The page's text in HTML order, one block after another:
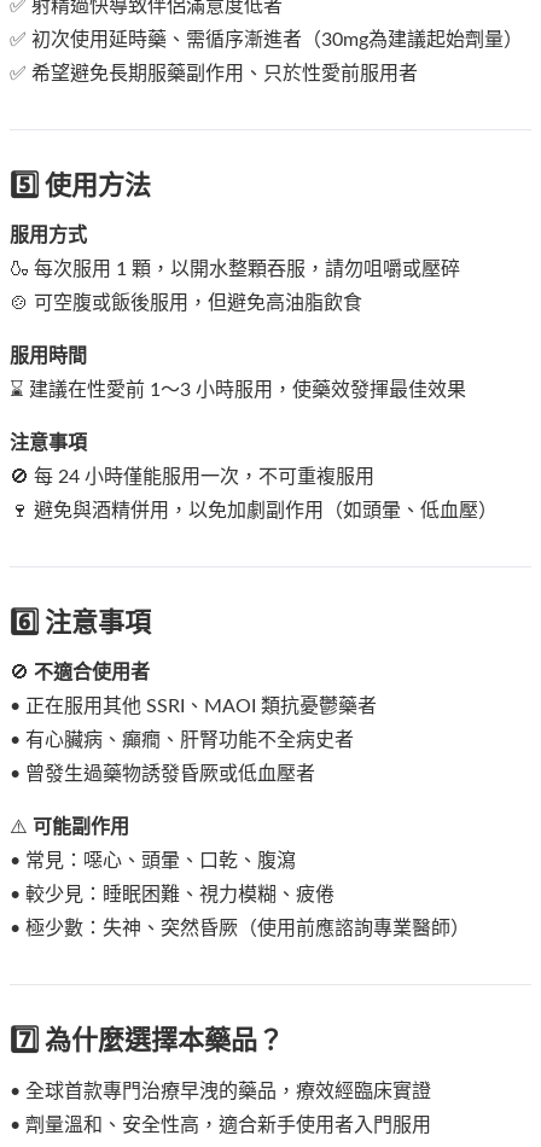
✅ 射精過快導致伴侶滿意度低者
✅ 初次使用延時藥、需循序漸進者（30mg為建議起始劑量）
✅ 希望避免長期服藥副作用、只於性愛前服用者
5️⃣ 使用方法
服用方式
🍶 每次服用 1 顆，以開水整顆吞服，請勿咀嚼或壓碎
🍲 可空腹或飯後服用，但避免高油脂飲食
服用時間
⌛ 建議在性愛前 1～3 小時服用，使藥效發揮最佳效果
注意事項
🚫 每 24 小時僅能服用一次，不可重複服用
🍷 避免與酒精併用，以免加劇副作用（如頭暈、低血壓）
6️⃣ 注意事項
🚫 不適合使用者
• 正在服用其他 SSRI、MAOI 類抗憂鬱藥者
• 有心臟病、癲癇、肝腎功能不全病史者
• 曾發生過藥物誘發昏厥或低血壓者
⚠️ 可能副作用
• 常見：噁心、頭暈、口乾、腹瀉
• 較少見：睡眠困難、視力模糊、疲倦
• 極少數：失神、突然昏厥（使用前應諮詢專業醫師）
7️⃣ 為什麼選擇本藥品？
• 全球首款專門治療早洩的藥品，療效經臨床實證
• 劑量溫和、安全性高，適合新手使用者入門服用